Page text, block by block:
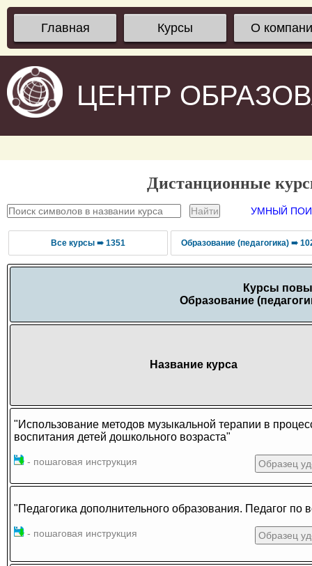
Главная Курсы О
ЦЕНТР
Дистанционные
УМНЫЙ
Все курсы ➠ 1351 Образование (педагогика) ➠
Курсы
Образование
Название курса
"Использование методов музыкальной терапии в
воспитания детей дошкольного возраста"
- пошаговая инструкция Образец
"Педагогика дополнительного образования. Педагог по
- пошаговая инструкция Образец